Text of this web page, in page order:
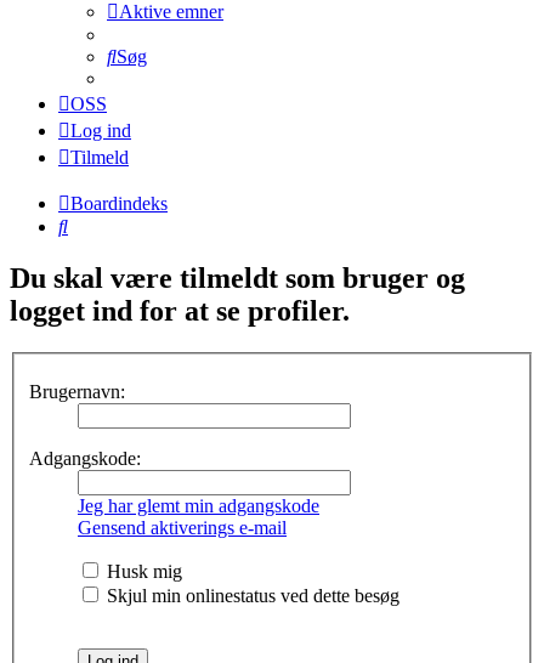
Aktive emner
Søg
OSS
Log ind
Tilmeld
Boardindeks
Søg
Du skal være tilmeldt som bruger og
logget ind for at se profiler.
Brugernavn:
Adgangskode:
Jeg har glemt min adgangskode
Gensend aktiverings e-mail
Husk mig
Skjul min onlinestatus ved dette besøg